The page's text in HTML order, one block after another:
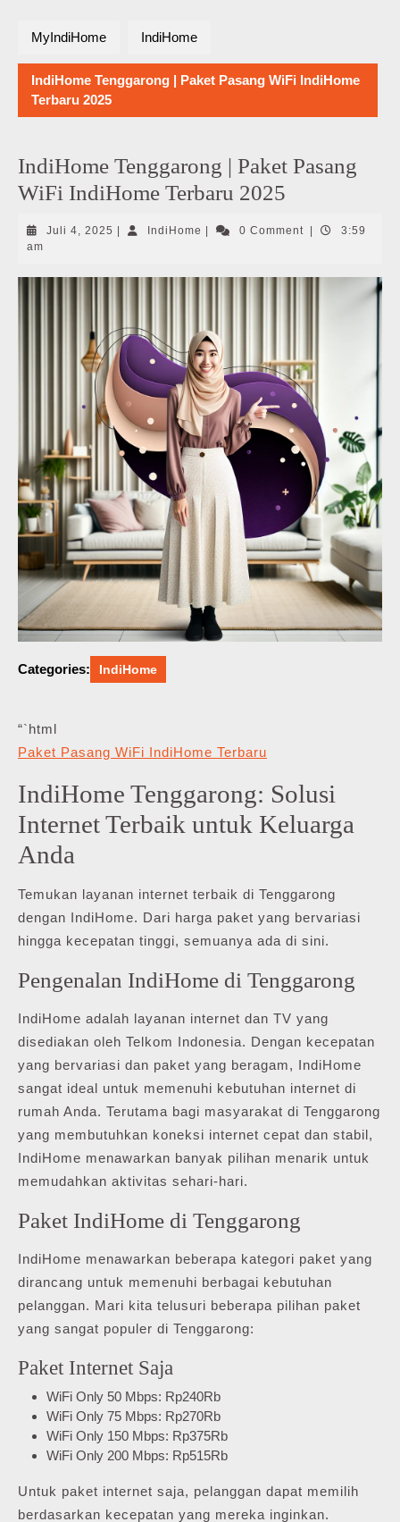
MyIndiHome IndiHome
IndiHome Tenggarong | Paket Pasang WiFi IndiHome
Terbaru 2025
IndiHome Tenggarong | Paket Pasang
WiFi IndiHome Terbaru 2025
Juli 4, 2025 Juli
IndiHome IndiHome0 Comment
3:59
am
Categories: IndiHome
“`html
Paket Pasang WiFi IndiHome Terbaru
IndiHome Tenggarong: Solusi
Internet Terbaik untuk Keluarga
Anda
Temukan layanan internet terbaik di Tenggarong
dengan IndiHome. Dari harga paket yang bervariasi
hingga kecepatan tinggi, semuanya ada di sini.
Pengenalan IndiHome di Tenggarong
IndiHome adalah layanan internet dan TV yang
disediakan oleh Telkom Indonesia. Dengan kecepatan
yang bervariasi dan paket yang beragam, IndiHome
sangat ideal untuk memenuhi kebutuhan internet di
rumah Anda. Terutama bagi masyarakat di Tenggarong
yang membutuhkan koneksi internet cepat dan stabil,
IndiHome menawarkan banyak pilihan menarik untuk
memudahkan aktivitas sehari-hari.
Paket IndiHome di Tenggarong
IndiHome menawarkan beberapa kategori paket yang
dirancang untuk memenuhi berbagai kebutuhan
pelanggan. Mari kita telusuri beberapa pilihan paket
yang sangat populer di Tenggarong:
Paket Internet Saja
WiFi Only 50 Mbps: Rp240Rb
WiFi Only 75 Mbps: Rp270Rb
WiFi Only 150 Mbps: Rp375Rb
WiFi Only 200 Mbps: Rp515Rb
Untuk paket internet saja, pelanggan dapat memilih
berdasarkan kecepatan yang mereka inginkan.